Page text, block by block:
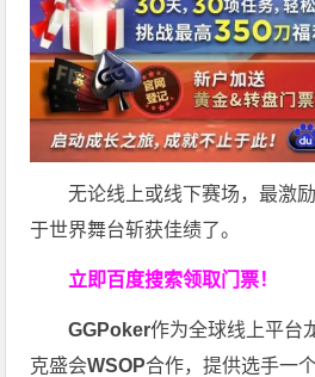
无论线上或线下赛场，最激
于世界舞台斩获佳绩了。
立即百度搜索领取门票！
GGPoker作为全球线上平台
克盛会WSOP合作，提供选手一